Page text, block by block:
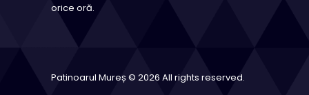
orice oră.
Patinoarul Mureș © 2026 All rights reserved.